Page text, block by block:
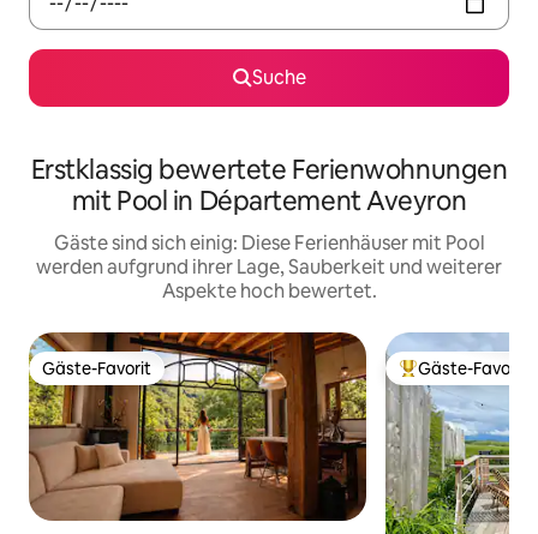
Suche
Erstklassig bewertete Ferienwohnungen
mit Pool in Département Aveyron
Gäste sind sich einig: Diese Ferienhäuser mit Pool
werden aufgrund ihrer Lage, Sauberkeit und weiterer
Aspekte hoch bewertet.
Gäste-Favorit
Gäste-Favorit Beliebter Gäste-
Gäste-Favorit